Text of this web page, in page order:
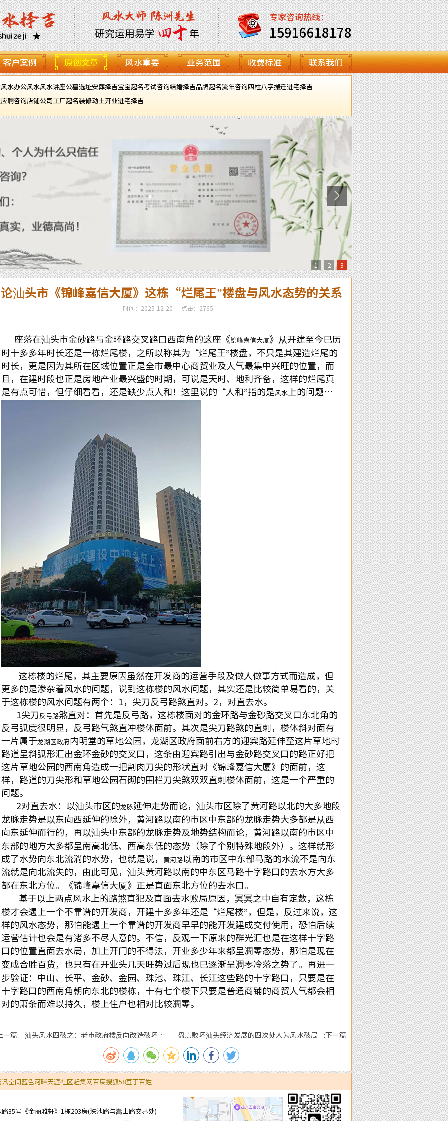
专家咨询热线：
15916618178
客户案例 原创文章 风水重要 业务范围 收费标准 联系我们
水办公风水风水讲座公墓选址安葬择吉宝宝起名考试咨询结婚择吉品牌起名流年咨询四柱八字搬迁进宅择吉
聘咨询店铺公司工厂起名装修动土开业进宅择吉
1 2 3
论汕头市《锦峰嘉信大厦》这栋“烂尾王”楼盘与风水态势的关系
时间：2025-12-20 点击：2765
座落在汕头市金砂路与金环路交叉路口西南角的这座《锦峰嘉信大厦》从开建至今已历
时十多多年时长还是一栋烂尾楼，之所以称其为“烂尾王”楼盘，不只是其建造烂尾的
时长，更是因为其所在区域位置正是全市最中心商贸业及人气最集中兴旺的位置，而
且，在建时段也正是房地产业最兴盛的时期，可说是天时、地利齐备，这样的烂尾真
是有点可惜，但仔细看看，还是缺少点人和！这里说的“人和”指的是风水 上的问题…
这栋楼的烂尾，其主要原因虽然在开发商的运营手段及做人做事方式而造成，但
更多的是渗杂着风水的问题，说到这栋楼的风水问题，其实还是比较简单易看的，关
于这栋楼的风水问题有两个：1，尖刀反弓路煞直对。2，对直去水。
1尖刀反弓路煞直对：首先是反弓路，这栋楼面对的金环路与金砂路交叉口东北角的
反弓弧度很明显，反弓路气煞直冲楼体面前。其次是尖刀路煞的直刺，楼体斜对面有
一片属于龙湖区政府内明堂的草地公园，龙湖区政府面前右方的迎宾路延伸至这片草地时
路道呈斜弧形汇出金环金砂的交叉口，这条由迎宾路引出与金砂路交叉口的路正好把
这片草地公园的西南角造成一把割肉刀尖的形状直对《锦峰嘉信大厦》的面前，这
样，路道的刀尖形和草地公园石砌的围栏刀尖煞双双直刺楼体面前，这是一个严重的
问题。
2对直去水：以汕头市区的龙脉延伸走势而论，汕头市区除了黄河路以北的大多地段
龙脉走势是以东向西延伸的除外，黄河路以南的市区中东部的龙脉走势大多都是从西
向东延伸而行的，再以汕头中东部的龙脉走势及地势结构而论，黄河路以南的市区中
东部的地方大多都呈南高北低、西高东低的态势（除了个别特殊地段外）。这样就形
成了水势向东北流淌的水势，也就是说，
黄河路以南的市区中东部马路的水流不是向东
流就是向北流失的，由此可见，汕头黄河路以南的中东区马路十字路口的去水方大多
都在东北方位。《锦峰嘉信大厦》正是直面东北方位的去水口。
基于以上两点风水上的路煞直犯及直面去水败局原因，冥冥之中自有定数，这栋
楼才会遇上一个不靠谱的开发商，开建十多多年还是“烂尾楼”，但是，反过来说，这
样的风水态势，那怕能遇上一个靠谱的开发商早早的能开发建成交付使用，恐怕后续
运营估计也会是有诸多不尽人意的。不信，反观一下原来的群光汇也是在这样十字路
口的位置直面去水局，加上开门的不得法，开业多少年来都呈凋零态势，那怕是现在
变成合胜百货，也只有在开业头几天旺势过后现也已逐渐呈凋零冷落之势了。再进一
步验证：中山、长平、金砂、金园、珠池、珠江、长江这些路的十字路口，只要是在
十字路口的西南角朝向东北的楼栋，十有七个楼下只要是普通商铺的商贸人气都会相
对的萧条而难以持久，楼上住户也相对比较凋零。
一篇: 汕头风水四破之：老市政府楼反向改造破坏了
盘点败坏汕头经济发展的四次处人为风水破局 :下一篇
讯空间蓝色河畔天涯社区赶集网百度搜狐58豆丁百姓
35号《金丽雅轩》1栋203房(珠池路与嵩山路交界处)